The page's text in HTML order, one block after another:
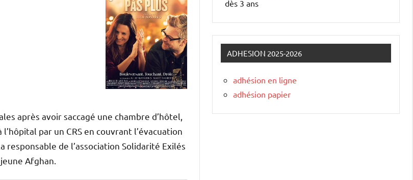
après avoir saccagé une chambre d’hôtel,
par un CRS en couvrant l’évacuation
responsable de l’association Solidarité Exilés
Afghan.
dès 3 ans
ADHESION 2025-2026
adhésion en ligne
adhésion papier